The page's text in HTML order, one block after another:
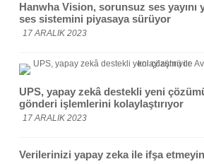
Hanwha Vision, sorunsuz ses yayını
ses sistemini piyasaya sürüyor
17 ARALIK 2023
UPS, yapay zekâ destekli yeni
gönderi işlemlerini kolaylaştırıyor
17 ARALIK 2023
Verilerinizi yapay zeka ile ifşa etmeyin